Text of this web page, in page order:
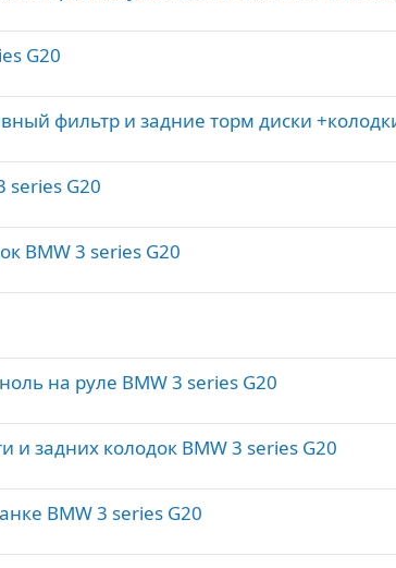
G20
фильтр и задние торм диски
series G20
BMW 3 series G20
на руле BMW 3 series G20
задних колодок BMW 3 series G20
BMW 3 series G20